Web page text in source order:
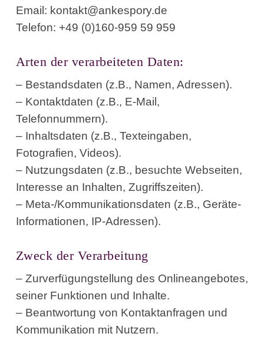
Email: kontakt@ankespory.de
Telefon: +49 (0)160-959 59 959
Arten der verarbeiteten Daten:
– Bestandsdaten (z.B., Namen, Adressen).
– Kontaktdaten (z.B., E-Mail,
Telefonnummern).
– Inhaltsdaten (z.B., Texteingaben,
Fotografien, Videos).
– Nutzungsdaten (z.B., besuchte Webseiten,
Interesse an Inhalten, Zugriffszeiten).
– Meta-/Kommunikationsdaten (z.B., Geräte-
Informationen, IP-Adressen).
Zweck der Verarbeitung
– Zurverfügungstellung des Onlineangebotes,
seiner Funktionen und Inhalte.
– Beantwortung von Kontaktanfragen und
Kommunikation mit Nutzern.